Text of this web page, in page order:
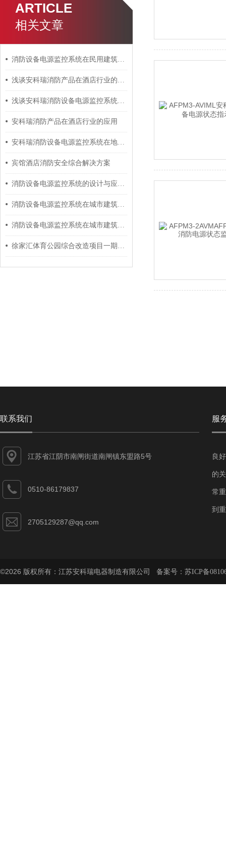
ARTICLE
相关文章
消防设备电源监控系统在民用建筑中的设计和应用
浅谈安科瑞消防产品在酒店行业的应用
浅谈安科瑞消防设备电源监控系统在地铁工程的设计与应用
安科瑞消防产品在酒店行业的应用
安科瑞消防设备电源监控系统在地铁工程的设计与应用
宾馆酒店消防安全综合解决方案
消防设备电源监控系统的设计与应用 安科瑞 许敏
消防设备电源监控系统在城市建筑中的应用 安科瑞 许敏
消防设备电源监控系统在城市建筑中的应用
徐家汇体育公园综合改造项目一期工程消防设备电源监控系统的设计与应用
联系我们
江苏省江阴市南闸街道南闸镇东盟路5号
0510-86179837
2705129287@qq.com
服
良
的
常
到
©2026 版权所有：江苏安科瑞电器制造有限公司 备案号： 苏ICP备